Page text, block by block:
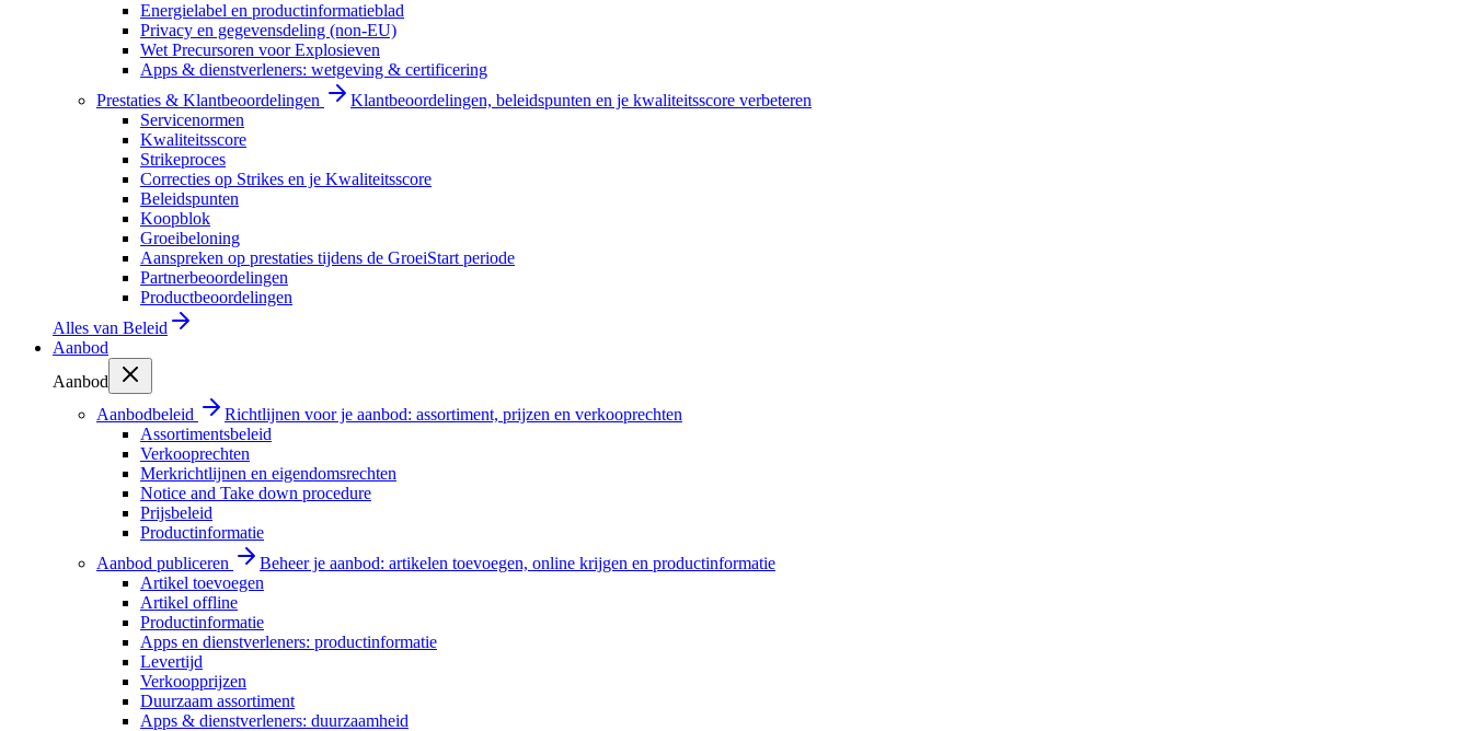
Energielabel en productinformatieblad
Privacy en gegevensdeling (non-EU)
Wet Precursoren voor Explosieven
Apps & dienstverleners: wetgeving & certificering
Prestaties & Klantbeoordelingen
Klantbeoordelingen, beleidspunten en je kwaliteitsscore verbeteren
Servicenormen
Kwaliteitsscore
Strikeproces
Correcties op Strikes en je Kwaliteitsscore
Beleidspunten
Koopblok
Groeibeloning
Aanspreken op prestaties tijdens de GroeiStart periode
Partnerbeoordelingen
Productbeoordelingen
Alles van Beleid
Aanbod
Aanbod
Aanbodbeleid
Richtlijnen voor je aanbod: assortiment, prijzen en verkooprechten
Assortimentsbeleid
Verkooprechten
Merkrichtlijnen en eigendomsrechten
Notice and Take down procedure
Prijsbeleid
Productinformatie
Aanbod publiceren
Beheer je aanbod: artikelen toevoegen, online krijgen en productinformatie
Artikel toevoegen
Artikel offline
Productinformatie
Apps en dienstverleners: productinformatie
Levertijd
Verkoopprijzen
Duurzaam assortiment
Apps & dienstverleners: duurzaamheid